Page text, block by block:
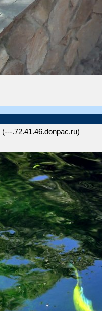
(---.72.41.46.donpac.ru)